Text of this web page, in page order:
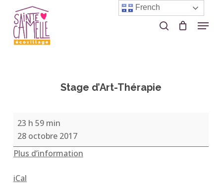
main
content
search Menu
Stage d’Art-Thérapie
Stage
d’Art-
Thérapie
23 h 59 min
28 octobre 2017
Plus d’information
iCal
Close
French